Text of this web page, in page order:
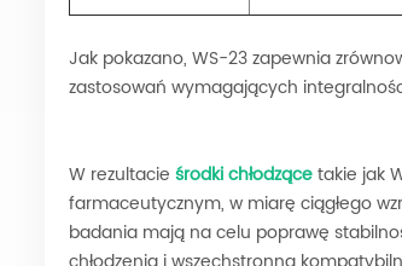
Jak pokazano, WS-23 zapewnia
zastosowań wymagających
W rezultacieśrodki chłodzącetakie jak
farmaceutycznym, w miarę ciągłego
badania mają na celu poprawę